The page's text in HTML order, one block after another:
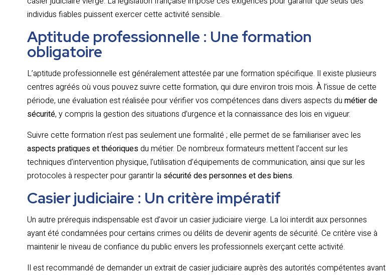
individus fiables puissent exercer cette activité sensible.
Aptitude professionnelle : Une formation
obligatoire
L’aptitude professionnelle est généralement attestée par une formation spécifique. Il existe plusieurs
centres agréés où vous pouvez suivre cette formation, qui dure environ trois mois. À l’issue de cette
période, une évaluation est réalisée pour vérifier vos compétences dans divers aspects du métier de
sécurité, y compris la gestion des situations d’urgence et la connaissance des lois en vigueur.
Suivre cette formation n’est pas seulement une formalité ; elle permet de se familiariser avec les
aspects pratiques et théoriquesdu métier. De nombreux formateurs mettent l’accent sur les
techniques d’intervention physique, l’utilisation d’équipements de communication, ainsi que sur les
protocoles à respecter pour garantir la sécurité des personnes et des biens.
Casier judiciaire : Un critère impératif
Un autre prérequis indispensable est d’avoir un casier judiciaire vierge. La loi interdit aux personnes
ayant été condamnées pour certains crimes ou délits de devenir agents de sécurité. Ce critère vise à
maintenir le niveau de confiance du public envers les professionnels exerçant cette activité.
Il est recommandé de demander un extrait de casier judiciaire auprès des autorités compétentes avant